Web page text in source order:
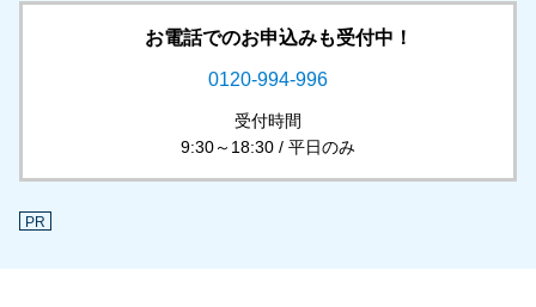
お電話でのお申込みも受付中！
0120-994-996
受付時間
9:30～18:30 / 平日のみ
PR